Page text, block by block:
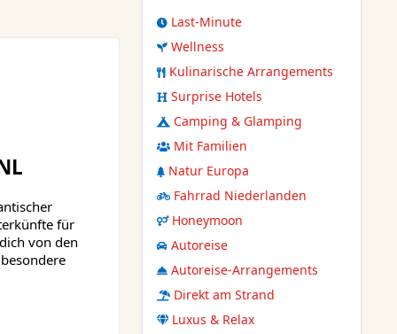
für
von den
Last-Minute
Wellness
Kulinarische Arrangements
Surprise Hotels
Camping & Glamping
Mit Familien
Natur Europa
Fahrrad Niederlanden
Honeymoon
Autoreise
Autoreise-Arrangements
Direkt am Strand
Luxus & Relax